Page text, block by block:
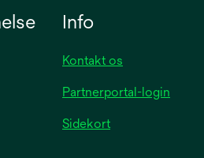
Info
Kontakt os
Partnerportal-login
Sidekort